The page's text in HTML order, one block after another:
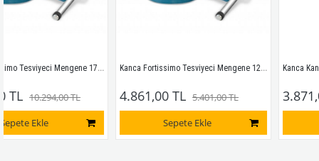
Kanca Fortissimo Tesviyeci Mengene 175mm
TL
Kanca Fortissimo Tesviyeci Mengene 125mm
4.861,00 TL 5.401,00 TL
Sepete Ekle
Kanca Kanex
3.871,00 TL